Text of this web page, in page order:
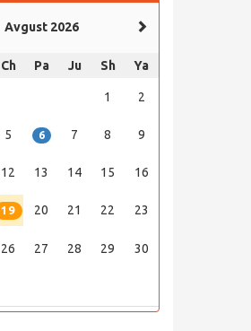
Avgust 2026
Ch Pa Ju Sh Ya
1 2
5 6 7 8 9
12 13 14 15 16
19 20 21 22 23
26 27 28 29 30